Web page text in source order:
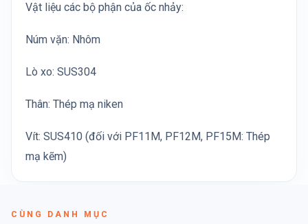
Vật liệu các bộ phận của ốc nhảy:
Núm vặn: Nhôm
Lò xo: SUS304
Thân: Thép mạ niken
Vít: SUS410 (đối với PF11M, PF12M, PF15M: Thép
mạ kẽm)
CÙNG DANH MỤC